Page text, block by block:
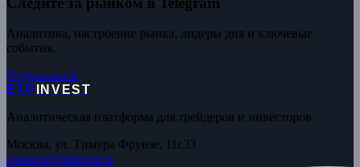
Аналитика, настроение рынка, лидеры дня и ключевые
события.
Подписаться
ETP
INVEST
Аналитическая платформа для трейдеров и инвесторов
Москва, ул. Тимура Фрунзе, 11с33
contact@etpinvest.ru